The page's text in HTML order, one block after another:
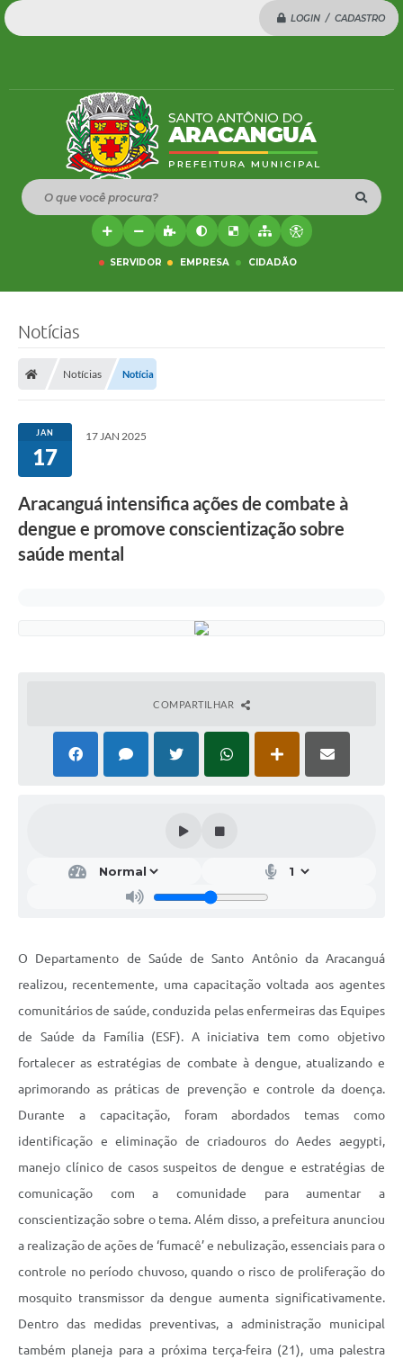
LOGIN / CADASTRO
O que você procura?
SERVIDOR EMPRESA CIDADÃO
Notícias
Notícias Notícia
JAN
17
17 JAN 2025
Aracanguá intensifica ações de combate à
dengue e promove conscientização sobre
saúde mental
COMPARTILHAR
O Departamento de Saúde de Santo Antônio da Aracanguá
realizou, recentemente, uma capacitação voltada aos agentes
comunitários de saúde, conduzida pelas enfermeiras das Equipes
de Saúde da Família (ESF). A iniciativa tem como objetivo
fortalecer as estratégias de combate à dengue, atualizando e
aprimorando as práticas de prevenção e controle da doença.
Durante a capacitação, foram abordados temas como
identificação e eliminação de criadouros do Aedes aegypti,
manejo clínico de casos suspeitos de dengue e estratégias de
comunicação com a comunidade para aumentar a
conscientização sobre o tema. Além disso, a prefeitura anunciou
a realização de ações de ‘fumacê’ e nebulização, essenciais para o
controle no período chuvoso, quando o risco de proliferação do
mosquito transmissor da dengue aumenta significativamente.
Dentro das medidas preventivas, a administração municipal
também planeja para a próxima terça-feira (21), uma palestra